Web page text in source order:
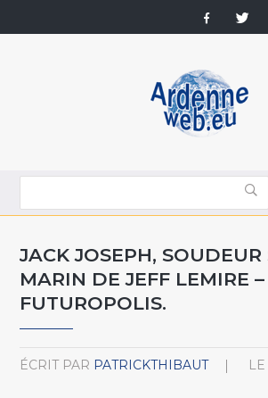
JACK JOSEPH, SOUDEUR
MARIN DE JEFF LEMIRE
FUTUROPOLIS.
ÉCRIT PAR PATRICKTHIBAUT LE